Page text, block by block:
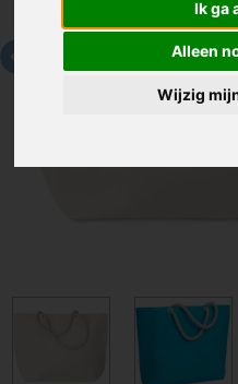
Ik ga
Alleen
Wijzig